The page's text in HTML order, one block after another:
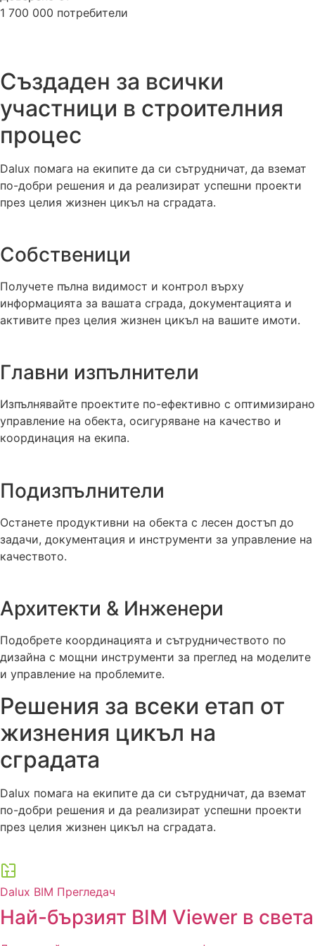
1 700 000 потребители
Създаден за всички
участници в строителния
процес
Dalux помага на екипите да си сътрудничат, да вземат
по-добри решения и да реализират успешни проекти
през целия жизнен цикъл на сградата.
Собственици
Получете пълна видимост и контрол върху
информацията за вашата сграда, документацията и
активите през целия жизнен цикъл на вашите имоти.
Главни изпълнители
Изпълнявайте проектите по-ефективно с оптимизирано
управление на обекта, осигуряване на качество и
координация на екипа.
Подизпълнители
Останете продуктивни на обекта с лесен достъп до
задачи, документация и инструменти за управление на
качеството.
Архитекти & Инженери
Подобрете координацията и сътрудничеството по
дизайна с мощни инструменти за преглед на моделите
и управление на проблемите.
Решения за всеки етап от
жизнения цикъл на
сградата
Dalux помага на екипите да си сътрудничат, да вземат
по-добри решения и да реализират успешни проекти
през целия жизнен цикъл на сградата.
Dalux BIM Прегледач
Най-бързият BIM Viewer в света